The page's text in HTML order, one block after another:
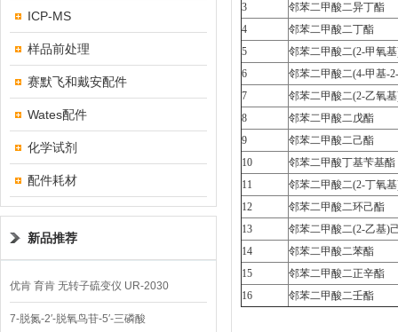
ICP-MS
样品前处理
赛默飞和戴安配件
Wates配件
化学试剂
配件耗材
新品推荐
优肯 育肯 无转子硫变仪 UR-2030
7-脱氮-2′-脱氧鸟苷-5′-三磷酸
3
邻苯二甲酸二异丁酯
4
邻苯二甲酸二丁酯
5
邻苯二甲酸二(2-甲氧
6
邻苯二甲酸二(4-甲基-
7
邻苯二甲酸二(2-乙氧
8
邻苯二甲酸二戊酯
9
邻苯二甲酸二己酯
10
邻苯二甲酸丁基苄基酯
11
邻苯二甲酸二(2-丁氧
12
邻苯二甲酸二环己酯
13
邻苯二甲酸二(2-乙基)
14
邻苯二甲酸二苯酯
15
邻苯二甲酸二正辛酯
16
邻苯二甲酸二壬酯